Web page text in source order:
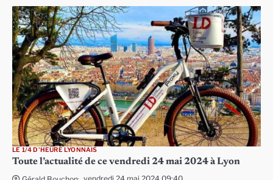
LE 1/4 D'HEURE LYONNAIS
Toute l’actualité de ce vendredi 24 mai 2024 à Lyon
vendredi 24 mai 2024 09:40